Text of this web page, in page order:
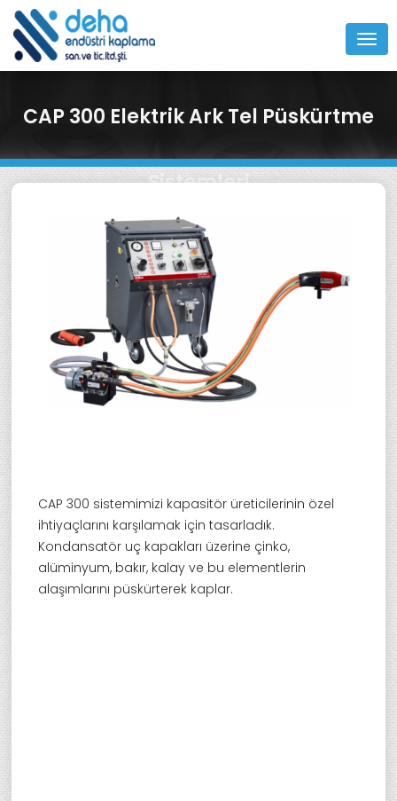
CAP 300 Elektrik Ark Tel Püskürtme
Sistemleri
CAP 300 sistemimizi kapasitör üreticilerinin özel
ihtiyaçlarını karşılamak için tasarladık.
Kondansatör uç kapakları üzerine çinko,
alüminyum, bakır, kalay ve bu elementlerin
alaşımlarını püskürterek kaplar.